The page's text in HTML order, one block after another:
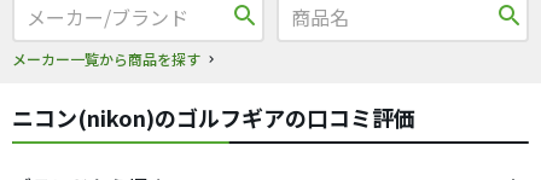
search
メーカー一覧から商品を探す
search
ニコン(nikon)のゴルフギアの口コミ評価